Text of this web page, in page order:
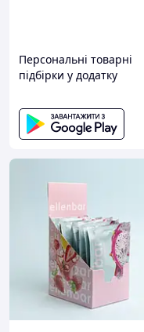
Персональні товарні
підбірки у додатку